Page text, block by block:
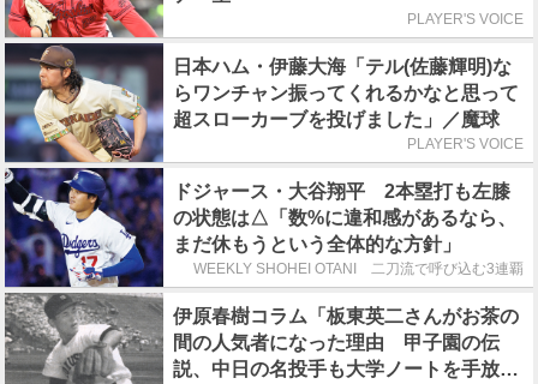
PLAYER'S VOICE
日本ハム・伊藤大海「テル(佐藤輝明)な
らワンチャン振ってくれるかなと思って
超スローカーブを投げました」／魔球
PLAYER'S VOICE
ドジャース・大谷翔平 2本塁打も左膝
の状態は△「数%に違和感があるなら、
まだ休もうという全体的な方針」
WEEKLY SHOHEI OTANI 二刀流で呼び込む3連覇
伊原春樹コラム「板東英二さんがお茶の
間の人気者になった理由 甲子園の伝
説、中日の名投手も大学ノートを手放さ